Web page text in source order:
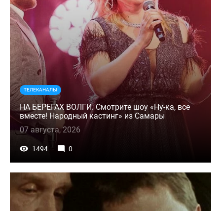
ТЕЛЕКАНАЛЫ
НА БЕРЕГАХ ВОЛГИ. Смотрите шоу «Ну-ка, все
вместе! Народный кастинг» из Самары
07 августа, 2026
1494 0